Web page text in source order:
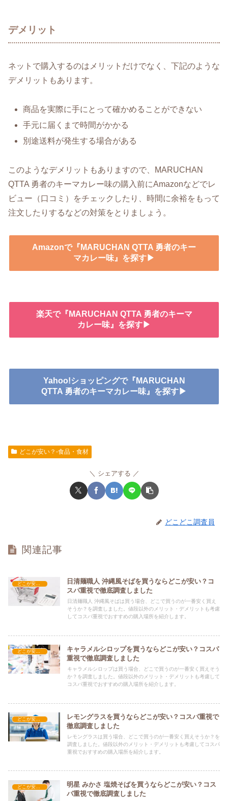
デメリット
ネットで購入するのはメリットだけでなく、下記のような
デメリットもあります。
商品を実際に手にとって確かめることができない
手元に届くまで時間がかかる
別途送料が発生する場合がある
このようなデメリットもありますので、MARUCHAN
QTTA 勇者のキーマカレー味の購入前にAmazonなどでレ
ビュー（口コミ）をチェックしたり、時間に余裕をもって
注文したりするなどの対策をとりましょう。
Amazonで『MARUCHAN QTTA 勇者のキー
マカレー味』を探す▶
楽天で『MARUCHAN QTTA 勇者のキーマ
カレー味』を探す▶
Yahoo!ショッピングで『MARUCHAN
QTTA 勇者のキーマカレー味』を探す▶
どこが安い？-食品・食材
シェアする
どこどこ調査員
関連記事
どこが安い？-食品・食材
日清麺職人 沖縄風そばを買うならどこが安い？コ
スパ重視で徹底調査しました
日清麺職人 沖縄風そばは買う場合、どこで買うのが一番安く買え
そうか？を調査しました。値段以外のメリット・デメリットも考慮
してコスパ重視でおすすめの購入場所を紹介します。
どこが安い？-食品・食材
キャラメルシロップを買うならどこが安い？コスパ
重視で徹底調査しました
キャラメルシロップは買う場合、どこで買うのが一番安く買えそう
か？を調査しました。値段以外のメリット・デメリットも考慮して
コスパ重視でおすすめの購入場所を紹介します。
どこが安い？-食品・食材
レモングラスを買うならどこが安い？コスパ重視で
徹底調査しました
レモングラスは買う場合、どこで買うのが一番安く買えそうか？を
調査しました。値段以外のメリット・デメリットも考慮してコスパ
重視でおすすめの購入場所を紹介します。
どこが安い？-食品・食材
明星 みかさ 塩焼そばを買うならどこが安い？コス
パ重視で徹底調査しました